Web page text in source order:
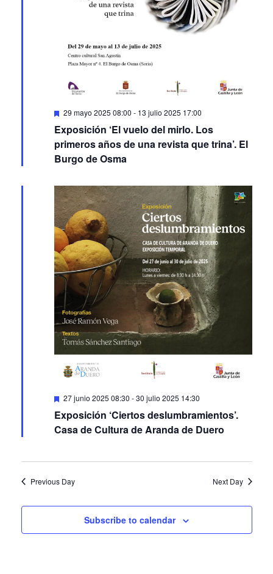
Featured
29 mayo 2025 08:00- 13 julio 2025 17:00
Exposición ‘El vuelo del mirlo. Los
primeros años de una revista que trina’. El
Burgo de Osma
Featured
27 junio 2025 08:30 30 julio 2025 14:30
Exposición ‘Ciertos deslumbramientos’.
Casa de Cultura de Aranda de Duero
Previous Day Next Day
Subscribe to calendar